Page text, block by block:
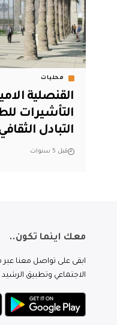
محليات
القنصلية
التأشيرات
التبادل
قبل 5 سنوات
معك اينما تكون..
ابقى على تواصل معنا عبر
الاجتماعي وتطبيق الرشيد